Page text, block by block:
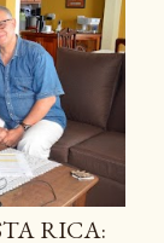
RICA: